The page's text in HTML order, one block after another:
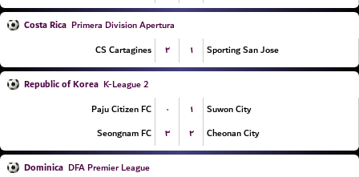
Costa Rica Primera Division Apertura
CS Cartagines
۲ ۱ Sporting San Jose
Republic of Korea K-League 2
Paju Citizen FC
۰ ۱
Suwon City
Seongnam FC
۳ ۲ Cheonan City
Dominica DFA Premier League